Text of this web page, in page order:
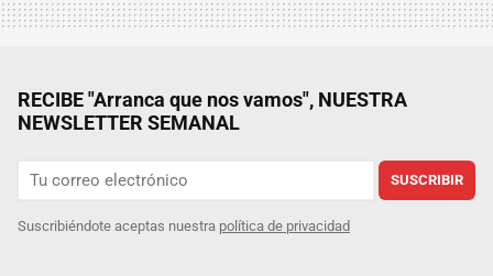
RECIBE "Arranca que nos vamos", NUESTRA
NEWSLETTER SEMANAL
SUSCRIBIR
Suscribiéndote aceptas nuestra política de privacidad